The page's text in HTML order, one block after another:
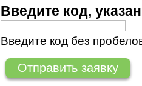
Введите код,
Введите код без